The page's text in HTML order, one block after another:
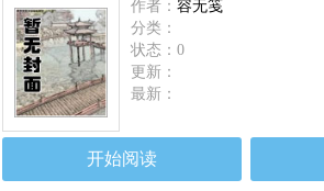
作者：容无笺
分类：
状态：0
更新：
最新：
开始阅读